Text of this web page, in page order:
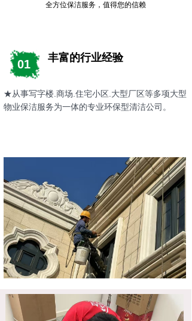
全方位保洁服务，值得您的信赖
01 丰富的行业经验
★从事写字楼.商场.住宅小区.大型厂区等多项大型
物业保洁服务为一体的专业环保型清洁公司。